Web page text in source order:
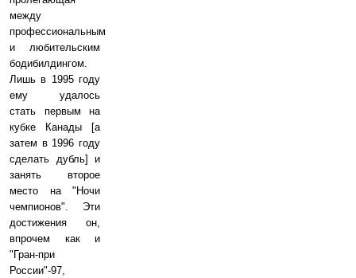
между
профессиональным
и любительским
бодибилдингом.
Лишь в 1995 году
ему удалось
стать первым на
кубке Канады [а
затем в 1996 году
сделать дубль] и
занять второе
место на "Ночи
чемпионов". Эти
достижения он,
впрочем как и
"Гран-при
России"-97,